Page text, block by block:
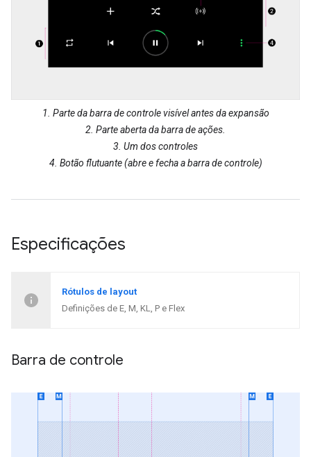
1. Parte da barra de controle visível antes da expansão
2. Parte aberta da barra de ações.
3. Um dos controles
4. Botão flutuante (abre e fecha a barra de controle)
Especificações
Rótulos de layout
Definições de E, M, KL, P e Flex
Barra de controle